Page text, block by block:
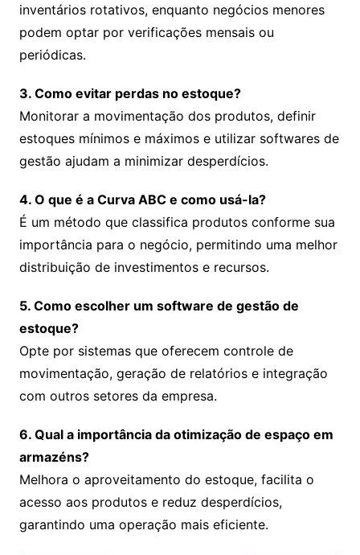
inventários rotativos, enquanto negócios menores
podem optar por verificações mensais ou
periódicas.
3. Como evitar perdas no estoque?
Monitorar a movimentação dos produtos, definir
estoques mínimos e máximos e utilizar softwares de
gestão ajudam a minimizar desperdícios.
4. O que é a Curva ABC e como usá-la?
É um método que classifica produtos conforme sua
importância para o negócio, permitindo uma melhor
distribuição de investimentos e recursos.
5. Como escolher um software de gestão de
estoque?
Opte por sistemas que oferecem controle de
movimentação, geração de relatórios e integração
com outros setores da empresa.
6. Qual a importância da otimização de espaço em
armazéns?
Melhora o aproveitamento do estoque, facilita o
acesso aos produtos e reduz desperdícios,
garantindo uma operação mais eficiente.